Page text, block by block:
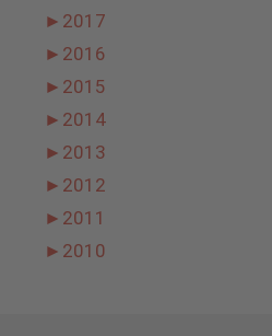
► 2017
► 2016
► 2015
► 2014
► 2013
► 2012
► 2011
► 2010